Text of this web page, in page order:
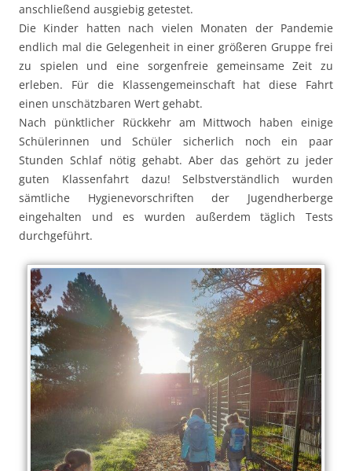
anschließend ausgiebig getestet.
Die Kinder hatten nach vielen Monaten der Pandemie
endlich mal die Gelegenheit in einer größeren Gruppe frei
zu spielen und eine sorgenfreie gemeinsame Zeit zu
erleben. Für die Klassengemeinschaft hat diese Fahrt
einen unschätzbaren Wert gehabt.
Nach pünktlicher Rückkehr am Mittwoch haben einige
Schülerinnen und Schüler sicherlich noch ein paar
Stunden Schlaf nötig gehabt. Aber das gehört zu jeder
guten Klassenfahrt dazu! Selbstverständlich wurden
sämtliche Hygienevorschriften der Jugendherberge
eingehalten und es wurden außerdem täglich Tests
durchgeführt.